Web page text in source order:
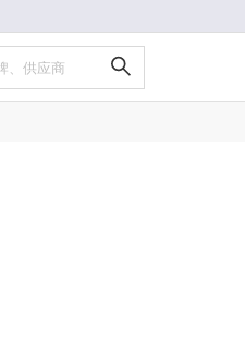
、供应商